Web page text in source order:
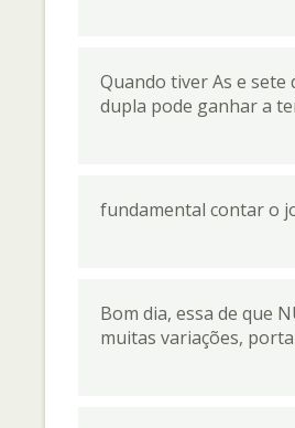
Quando tiver As e
dupla pode ganhar a
fundamental contar o
Bom dia, essa de que
muitas variações,